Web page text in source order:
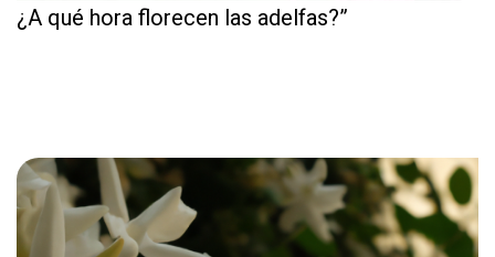
¿A qué hora florecen las adelfas?”